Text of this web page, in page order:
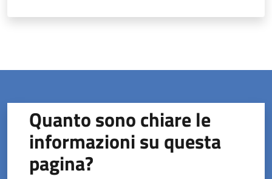
Quanto sono chiare le
informazioni su questa
pagina?